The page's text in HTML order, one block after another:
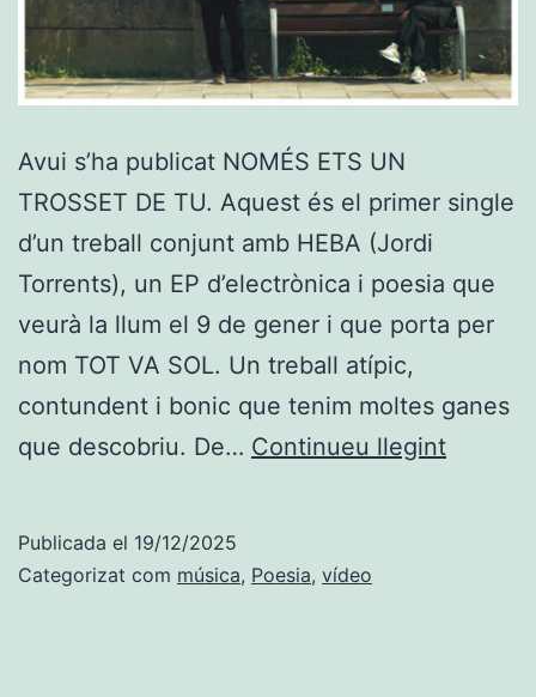
Avui s’ha publicat NOMÉS ETS UN
TROSSET DE TU. Aquest és el primer single
d’un treball conjunt amb HEBA (Jordi
Torrents), un EP d’electrònica i poesia que
veurà la llum el 9 de gener i que porta per
nom TOT VA SOL. Un treball atípic,
contundent i bonic que tenim moltes ganes
que descobriu. De… Continueu llegintNOMÉS
Publicada el 19/12/2025
Categorizat com música, Poesia, vídeo